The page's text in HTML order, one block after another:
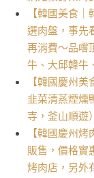
【韓國美食
選肉盤，事先
再消費～品嚐
牛、大邱韓牛
【韓國慶州
韭菜清蒸煙燻
寺，釜山順遊
【韓國慶州
販售，價格實
烤肉店，另外